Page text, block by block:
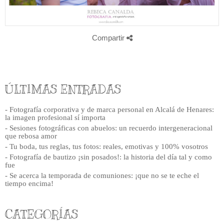
Compartir
ÚLTIMAS ENTRADAS
- Fotografía corporativa y de marca personal en Alcalá de Henares:
la imagen profesional sí importa
- Sesiones fotográficas con abuelos: un recuerdo intergeneracional
que rebosa amor
- Tu boda, tus reglas, tus fotos: reales, emotivas y 100% vosotros
- Fotografía de bautizo ¡sin posados!: la historia del día tal y como
fue
- Se acerca la temporada de comuniones: ¡que no se te eche el
tiempo encima!
CATEGORÍAS